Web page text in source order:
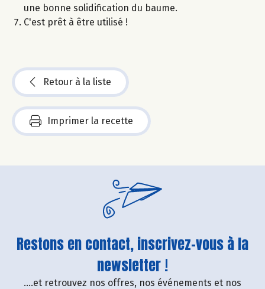
une bonne solidification du baume.
C'est prêt à être utilisé !
Retour à la liste
Imprimer la recette
Restons en contact, inscrivez-vous à la
newsletter !
....et retrouvez nos offres, nos événements et nos